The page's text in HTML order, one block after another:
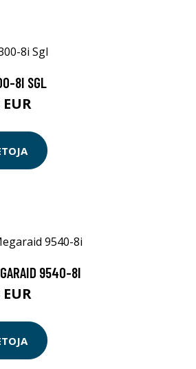
8I SGL
9540-8I